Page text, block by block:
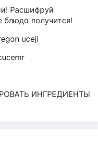
Расшифруй
блюдо получится!
uceji
ИНГРЕДИЕНТЫ